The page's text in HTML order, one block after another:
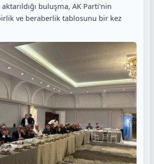
buluşma, AK Parti'nin
ve beraberlik tablosunu bir kez